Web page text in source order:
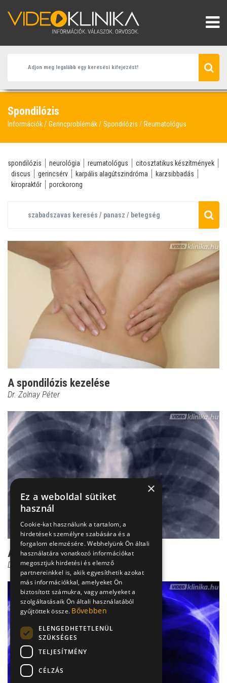
Spondilózis
Információk Gerincproblémák Spondilózis Reumatológus
spondilózis neurológia reumatológus
citosztatikus készítmények
discus
gerincsérv karpális alagútszindróma
karzsibbadás
kiropraktőr
porckorong
A spondilózis kezelése
Dr. Zolnay Péter
A spondilózis diagnózisa
Dr. Zolnay Péter
×
Ez a weboldal sütiket
használ
Cookie-kat használunk a tartalom, a
hirdetések személyre szabására és a
forgalom elemzésére. Webhelyünk Ön általi
használatára vonatkozó információkat
megosztjuk hirdetési és elemző
partnereinkkel is, akik egyesíthetik azokat
más információkkal, amelyeket Ön
biztosított számukra, vagy amelyeket a
szolgáltatásaik Ön általi használatából
gyűjtöttek össze. Bővebben
ELENGEDHETETLENÜL
SZÜKSÉGES
TELJESÍTMÉNY
CÉLZÁS